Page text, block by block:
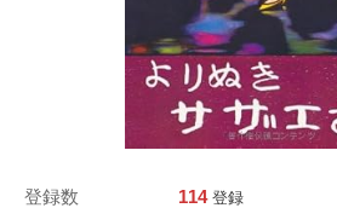
登録数 114 登録